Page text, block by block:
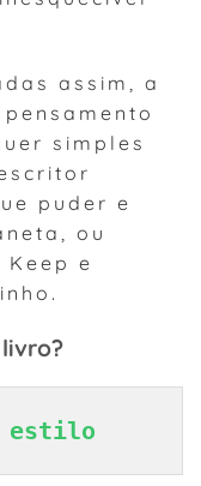
assim, a
simples
puder e
ou
e
estilo